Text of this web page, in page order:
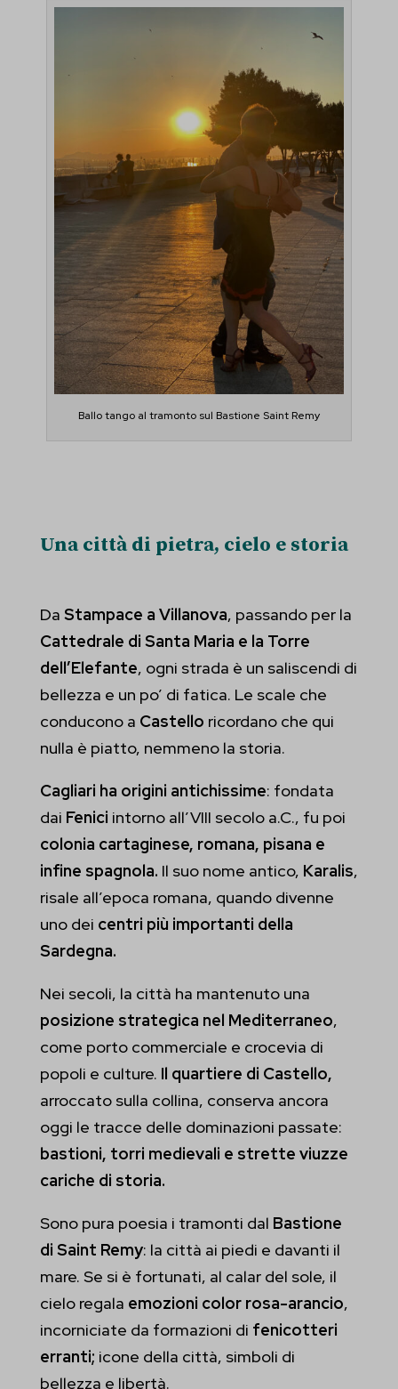
Ballo tango al tramonto sul Bastione Saint Remy
Una città di pietra, cielo e storia
Da Stampace a Villanova, passando per la
Cattedrale di Santa Maria e la Torre
dell’Elefante, ogni strada è un saliscendi di
bellezza e un po’ di fatica. Le scale che
conducono a Castello ricordano che qui
nulla è piatto, nemmeno la storia.
Cagliari ha origini antichissime: fondata
dai Fenici intorno all’VIII secolo a.C., fu poi
colonia cartaginese, romana, pisana e
infine spagnola. Il suo nome antico, Karalis,
risale all’epoca romana, quando divenne
uno dei centri più importanti della
Sardegna.
Nei secoli, la città ha mantenuto una
posizione strategica nel Mediterraneo,
come porto commerciale e crocevia di
popoli e culture. Il quartiere di Castello,
arroccato sulla collina, conserva ancora
oggi le tracce delle dominazioni passate:
bastioni, torri medievali e strette viuzze
cariche di storia.
Sono pura poesia i tramonti dal Bastione
di Saint Remy: la città ai piedi e davanti il
mare. Se si è fortunati, al calar del sole, il
cielo regala emozioni color rosa-arancio,
incorniciate da formazioni di fenicotteri
erranti; icone della città, simboli di
bellezza e libertà.